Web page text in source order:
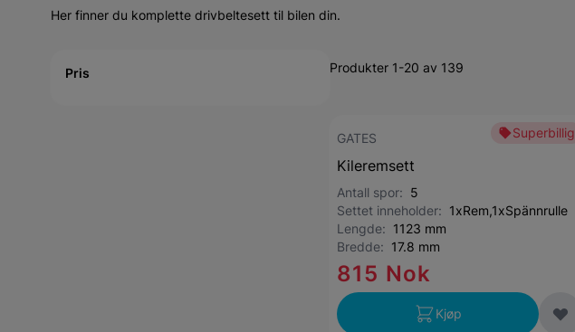
Her finner du komplette drivbeltesett til bilen din.
Pris Produkter 1-20 av 139
Superbillig
GATES
Kileremsett
Antall spor: 5
Settet inneholder: 1xRem,1xSpännrulle
Lengde: 1123 mm
Bredde: 17.8 mm
815 Nok
Kjøp